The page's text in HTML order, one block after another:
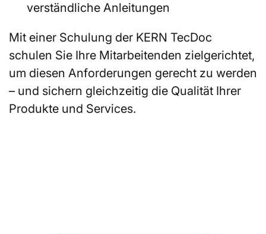
verständliche Anleitungen
Mit einer Schulung der KERN TecDoc
schulen Sie Ihre Mitarbeitenden zielgerichtet,
um diesen Anforderungen gerecht zu werden
– und sichern gleichzeitig die Qualität Ihrer
Produkte und Services.